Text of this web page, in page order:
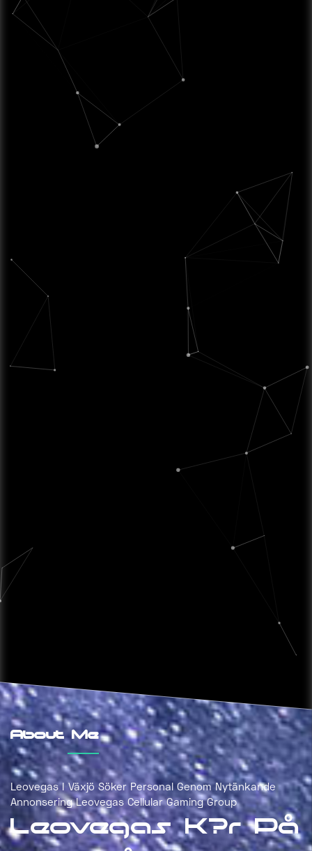
About Me
Leovegas I Växjö Söker Personal Genom Nytänkande
Annonsering Leovegas Cellular Gaming Group
Leovegas K?r På